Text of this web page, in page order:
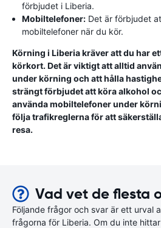
förbjudet i Liberia.
Mobiltelefoner: Det är förbjudet
mobiltelefoner när du kör.
Körning i Liberia kräver att du har
körkort. Det är viktigt att alltid
under körning och att hålla
strängt förbjudet att köra alkohol
använda mobiltelefoner under
följa trafikreglerna för att
resa.
Vad vet de flesta
Följande frågor och svar är ett urval
frågorna för Liberia. Om du inte